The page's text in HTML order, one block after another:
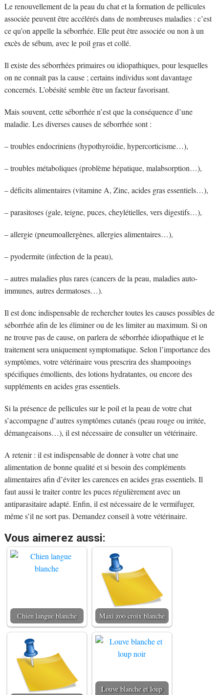
Le renouvellement de la peau du chat et la formation de pellicules
associée peuvent être accélérés dans de nombreuses maladies : c’est
ce qu’on appelle la séborrhée. Elle peut être associée ou non à un
excès de sébum, avec le poil gras et collé.
Il existe des séborrhées primaires ou idiopathiques, pour lesquelles
on ne connaît pas la cause ; certains individus sont davantage
concernés. L’obésité semble être un facteur favorisant.
Mais souvent, cette séborrhée n’est que la conséquence d’une
maladie. Les diverses causes de séborrhée sont :
– troubles endocriniens (hypothyroïdie, hypercorticisme…),
– troubles métaboliques (problème hépatique, malabsorption…),
– déficits alimentaires (vitamine A, Zinc, acides gras essentiels…),
– parasitoses (gale, teigne, puces, cheylétielles, vers digestifs…),
– allergie (pneumoallergènes, allergies alimentaires…),
– pyodermite (infection de la peau),
– autres maladies plus rares (cancers de la peau, maladies auto-
immunes, autres dermatoses…).
Il est donc indispensable de rechercher toutes les causes possibles de
séborrhée afin de les éliminer ou de les limiter au maximum. Si on
ne trouve pas de cause, on parlera de séborrhée idiopathique et le
traitement sera uniquement symptomatique. Selon l’importance des
symptômes, votre vétérinaire vous prescrira des shampooings
spécifiques émollients, des lotions hydratantes, ou encore des
suppléments en acides gras essentiels.
Si la présence de pellicules sur le poil et la peau de votre chat
s’accompagne d’autres symptômes cutanés (peau rouge ou irritée,
démangeaisons…), il est nécessaire de consulter un vétérinaire.
A retenir : il est indispensable de donner à votre chat une
alimentation de bonne qualité et si besoin des compléments
alimentaires afin d’éviter les carences en acides gras essentiels. Il
faut aussi le traiter contre les puces régulièrement avec un
antiparasitaire adapté. Enfin, il est nécessaire de le vermifuger,
même s’il ne sort pas. Demandez conseil à votre vétérinaire.
Vous aimerez aussi:
Chien langue blanche Maxi zoo croix blanche
Louve blanche et loup